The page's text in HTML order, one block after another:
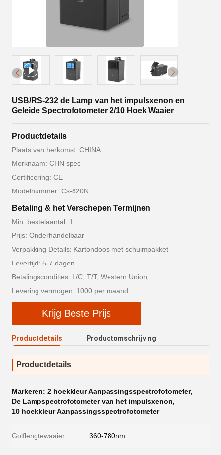
USB/RS-232 de Lamp van het impulsxenon en
Geleide Spectrofotometer 2/10 Hoek Waaier
Productdetails
Plaats van herkomst: CHINA
Merknaam: CHN spec
Certificering: CE
Modelnummer: Cs-820N
Betaling & het Verschepen Termijnen
Min. bestelaantal: 1
Prijs: Onderhandelbaar
Verpakking Details: Kartondoos met schuimpakket
Levertijd: 5-7 dagen
Betalingscondities: L/C, T/T, Western Union,
Levering vermogen: 1000 per maand
Krijg Beste Prijs
Productdetails Productomschrijving
Productdetails
Markeren: 2 hoekkleur Aanpassingsspectrofotometer,
De Lampspectrofotometer van het impulsxenon,
10 hoekkleur Aanpassingsspectrofotometer
Golflengtewaaier: 360-780nm